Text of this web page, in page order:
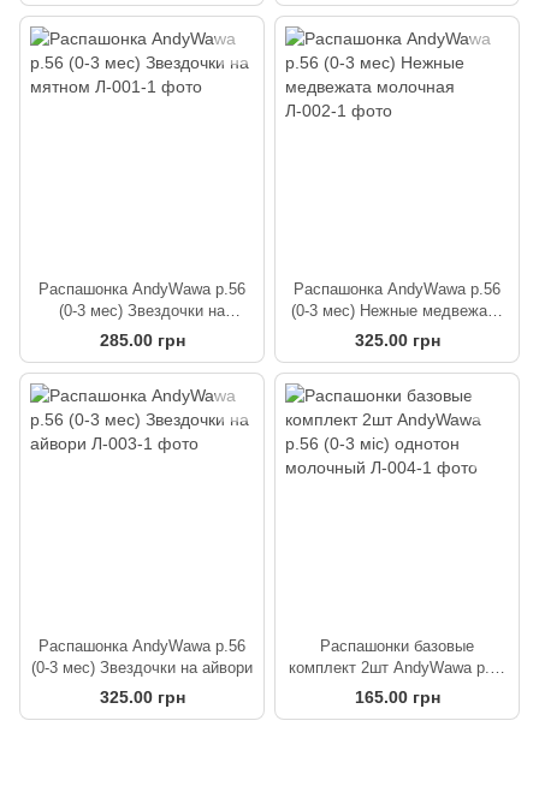
Распашонка AndyWawa р.56
(0-3 мес) Звездочки на
мятном
285.00 грн
Распашонка AndyWawa р.56
(0-3 мес) Нежные медвежата
молочная
325.00 грн
Распашонка AndyWawa р.56
(0-3 мес) Звездочки на айвори
325.00 грн
Распашонки базовые
комплект 2шт AndyWawa р.56
(0-3 міс) однотон молочный
165.00 грн